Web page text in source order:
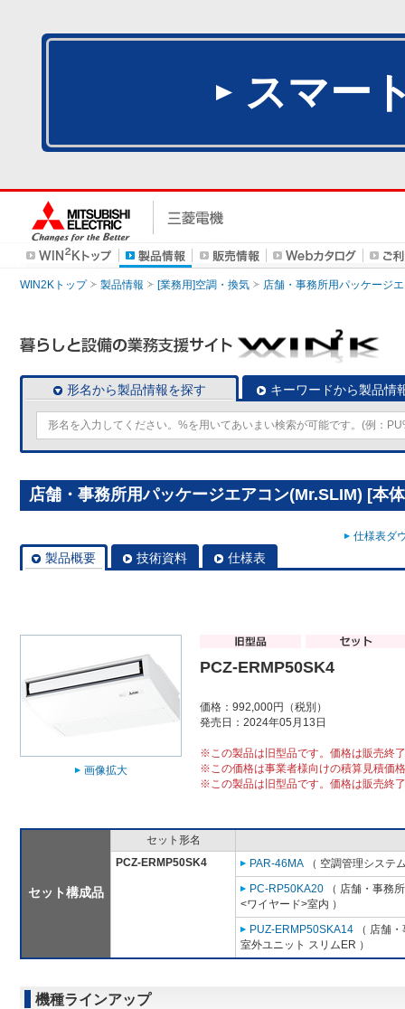
スマー
WIN2Kトップ 製品情報 [業務用]空調・換気 店舗・事務所用パッケージ
形名から製品情報を探す キーワードから製品情
店舗・事務所用パッケージエアコン(Mr.SLIM) [本
仕様表ダ
製品概要 技術資料 仕様表
画像拡大
PCZ-ERMP50SK4
価格：992,000円（税別）
発売日：2024年05月13日
※この製品は旧型品です。価格は販売終
※この価格は事業者様向けの積算見積価
※この製品は旧型品です。価格は販売終
セット構成品
セット形名
PCZ-ERMP50SK4
PAR-46MA （ 空調管理システ
PC-RP50KA20 （ 店舗・事務
<ワイヤード>室内 ）
PUZ-ERMP50SKA14 （ 店舗
室外ユニット スリムER ）
機種ラインアップ